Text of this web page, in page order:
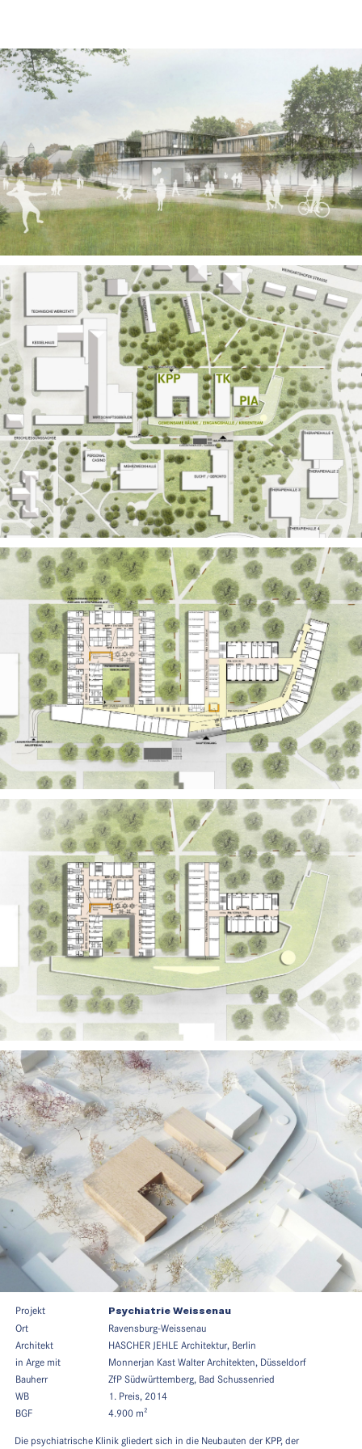
Büro und Verwaltung
Kultur und Öffentliche Bauten
Gesundheit und Labor
Bildung und Forschung
Handel und Gewerbe
Wohnen und Hotel
Revitalisierung
Profil
Team
Kontakt
Projekt Psychiatrie Weissenau
Ort
Ravensburg-Weissenau
Architekt
HASCHER JEHLE Architektur, Berlin
in Arge mit
Monnerjan Kast Walter Architekten, Düsseldorf
Bauherr
ZfP Südwürttemberg, Bad Schussenried
WB
1. Preis, 2014
BGF
4.900 m²
Die psychiatrische Klinik gliedert sich in die Neubauten der KPP, der